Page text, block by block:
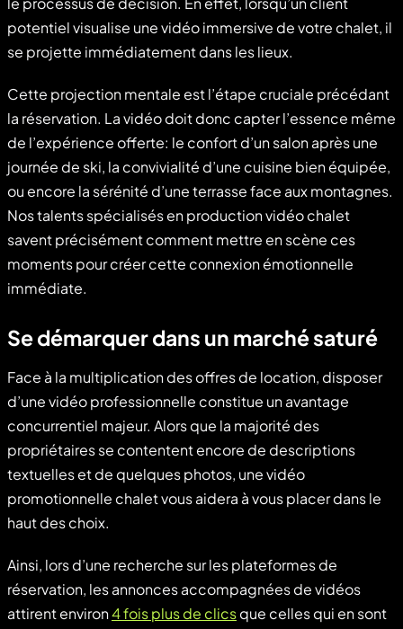
potentiel visualise une vidéo immersive de votre chalet, il
se projette immédiatement dans les lieux.
Cette projection mentale est l’étape cruciale précédant
la réservation. La vidéo doit donc capter l’essence même
de l’expérience offerte: le confort d’un salon après une
journée de ski, la convivialité d’une cuisine bien équipée,
ou encore la sérénité d’une terrasse face aux montagnes.
Nos talents spécialisés en production vidéo chalet
savent précisément comment mettre en scène ces
moments pour créer cette connexion émotionnelle
immédiate.
Se démarquer dans un marché saturé
Face à la multiplication des offres de location, disposer
d’une vidéo professionnelle constitue un avantage
concurrentiel majeur. Alors que la majorité des
propriétaires se contentent encore de descriptions
textuelles et de quelques photos, une vidéo
promotionnelle chalet vous aidera à vous placer dans le
haut des choix.
Ainsi, lors d’une recherche sur les plateformes de
réservation, les annonces accompagnées de vidéos
attirent environ4 fois plus de clicsque celles qui en sont